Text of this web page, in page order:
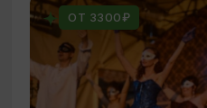
ОТ 3300₽